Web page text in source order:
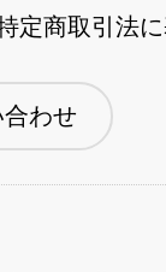
定商取引法
合わせ